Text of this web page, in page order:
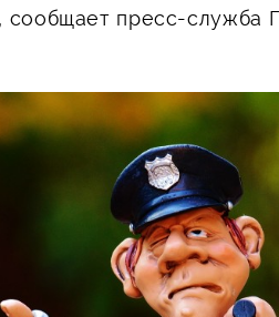
сообщает пресс-